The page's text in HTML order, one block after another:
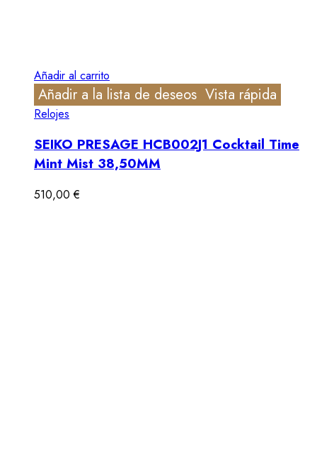
Añadir al carrito
Añadir a la lista de deseos Vista rápida
Relojes
SEIKO PRESAGE HCB002J1 Cocktail Time
Mint Mist 38,50MM
510,00€